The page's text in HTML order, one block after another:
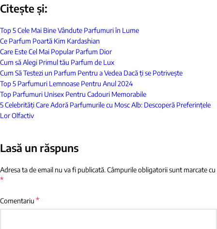
Citește și:
Top 5 Cele Mai Bine Vândute Parfumuri în Lume
Ce Parfum Poartă Kim Kardashian
Care Este Cel Mai Popular Parfum Dior
Cum să Alegi Primul tău Parfum de Lux
Cum Să Testezi un Parfum Pentru a Vedea Dacă ți se Potrivește
Top 5 Parfumuri Lemnoase Pentru Anul 2024
Top Parfumuri Unisex Pentru Cadouri Memorabile
5 Celebrități Care Adoră Parfumurile cu Mosc Alb: Descoperă Preferințele
Lor Olfactiv
Lasă un răspuns
Adresa ta de email nu va fi publicată. Câmpurile obligatorii sunt marcate cu
*
Comentariu *